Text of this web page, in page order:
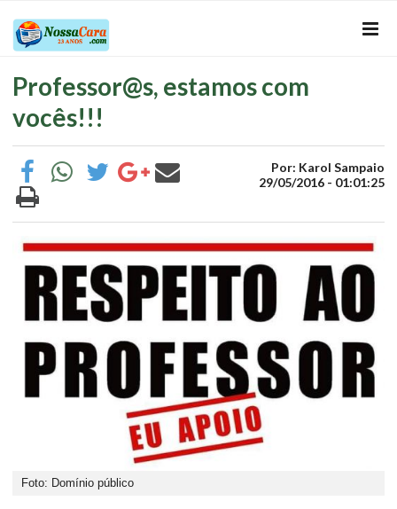
Professor@s, estamos com
vocês!!!
Por: Karol Sampaio
29/05/2016 - 01:01:25
Foto: Domínio público